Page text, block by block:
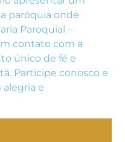
paróquia onde
Paroquial –
contato com a
único de fé e
Participe conosco e
alegria e